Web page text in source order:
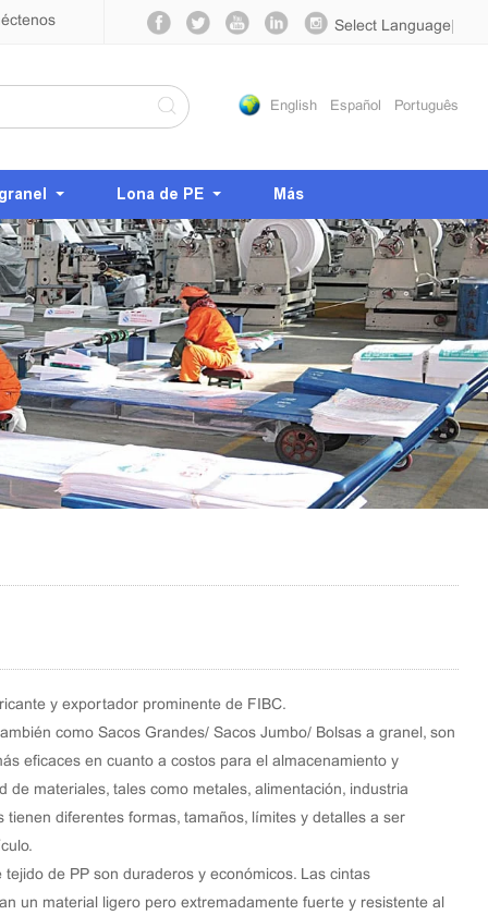
Select Language
English Español Português
Lona de PE Más
y exportador prominente de FIBC.
como Sacos Grandes/ Sacos Jumbo/ Bolsas a granel, son
eficaces en cuanto a costos para el almacenamiento y
de materiales, tales como metales, alimentación, industria
tienen diferentes formas, tamaños, límites y detalles a ser
tejido de PP son duraderos y económicos. Las cintas
un material ligero pero extremadamente fuerte y resistente al